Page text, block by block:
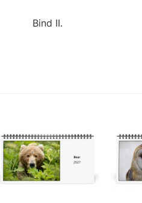
Bind II.